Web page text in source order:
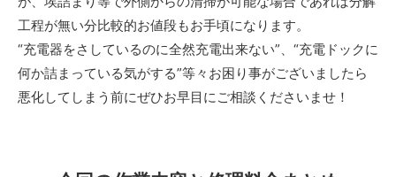
工程が無い分比較的お値段もお手頃になります。
“充電器をさしているのに全然充電出来ない”、“充電ドックに
何か詰まっている気がする”等々お困り事がございましたら
悪化してしまう前にぜひお早目にご相談くださいませ！